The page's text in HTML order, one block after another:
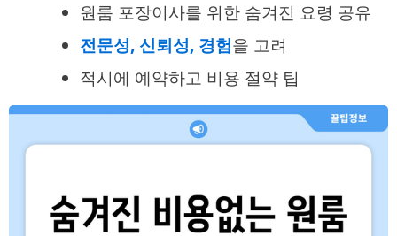
원룸 포장이사를 위한 숨겨진 요령 공유
전문성, 신뢰성, 경험을 고려
적시에 예약하고 비용 절약 팁